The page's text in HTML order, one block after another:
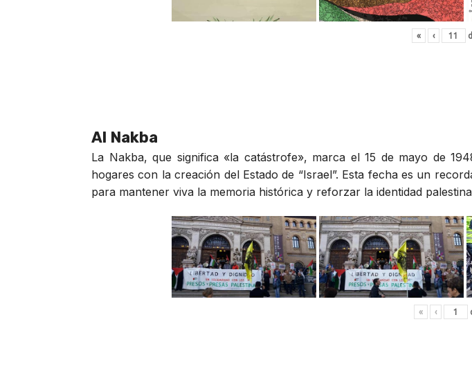
« ‹
Al Nakba
La Nakba, que significa «la catástrofe», marca el 15 de mayo de
hogares con la creación del Estado de “Israel”. Esta fecha es un
para mantener viva la memoria histórica y reforzar la identidad
« ‹